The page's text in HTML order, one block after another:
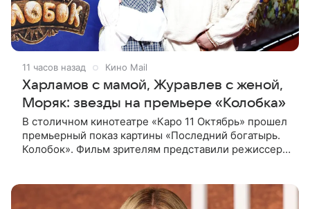
11 часов назад Кино Mail
Харламов с мамой, Журавлев с женой,
Моряк: звезды на премьере «Колобка»
В столичном кинотеатре «Каро 11 Октябрь» прошел
премьерный показ картины «Последний богатырь.
Колобок». Фильм зрителям представили режиссер